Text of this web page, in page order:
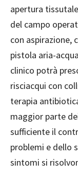
apertura
del campo
con aspirazione,
pistola aria-acqua
clinico potrà
risciacqui con
terapia
maggior parte
sufficiente il
problemi e dello
sintomi si